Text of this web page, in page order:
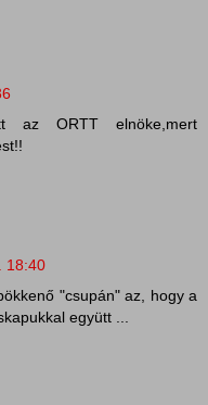
az ORTT elnöke,mert
18:40
"csupán" az, hogy a
együtt ...